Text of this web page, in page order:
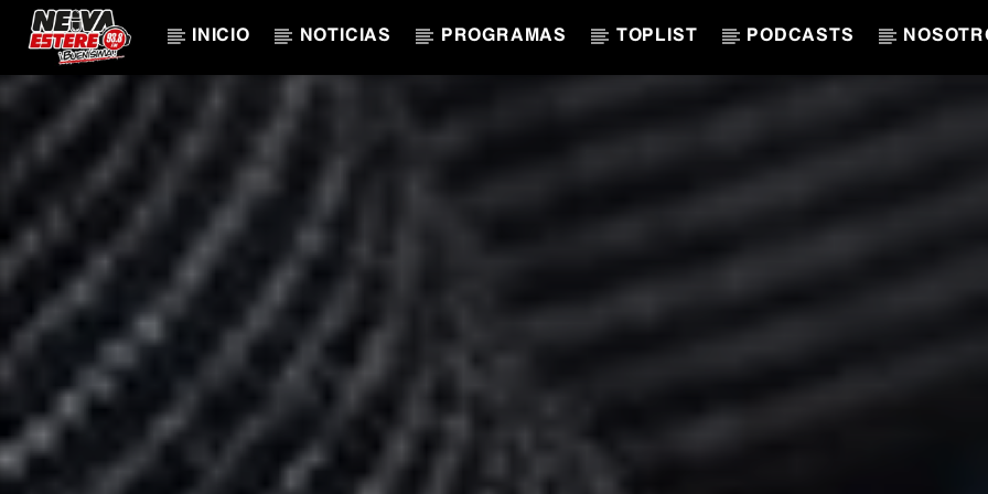
INICIO NOTICIAS PROGRAMAS TOPLIST PODCASTS
TÍTULO
ARTISTA